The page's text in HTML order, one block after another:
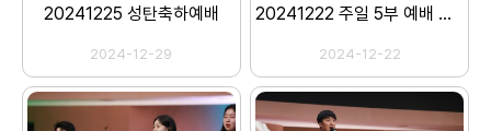
20241225 성탄축하예배
2024-12-29
20241222 주일 5부 예배 스캐치
2024-12-22